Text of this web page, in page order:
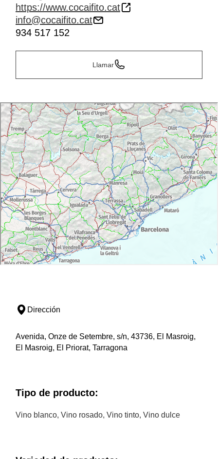
https://www.cocaifito.cat
info@cocaifito.cat
934 517 152
Llamar
Dirección
Avenida, Onze de Setembre, s/n, 43736, El Masroig,
El Masroig, El Priorat, Tarragona
Tipo de producto:
Vino blanco, Vino rosado, Vino tinto, Vino dulce